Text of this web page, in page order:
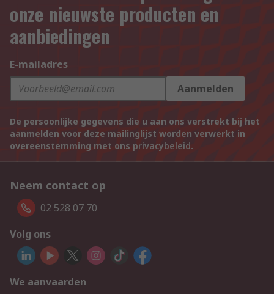
onze nieuwste producten en
aanbiedingen
E-mailadres
Aanmelden
De persoonlijke gegevens die u aan ons verstrekt bij het
aanmelden voor deze mailinglijst worden verwerkt in
overeenstemming met ons privacybeleid.
Neem contact op
02 528 07 70
Volg ons
We aanvaarden